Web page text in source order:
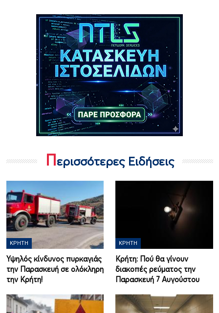
Περισσότερες Ειδήσεις
ΚΡΉΤΗ
Υψηλός κίνδυνος πυρκαγιάς
την Παρασκευή σε ολόκληρη
την Κρήτη!
ΚΡΉΤΗ
Κρήτη: Πού θα γίνουν
διακοπές ρεύματος την
Παρασκευή 7 Αυγούστου